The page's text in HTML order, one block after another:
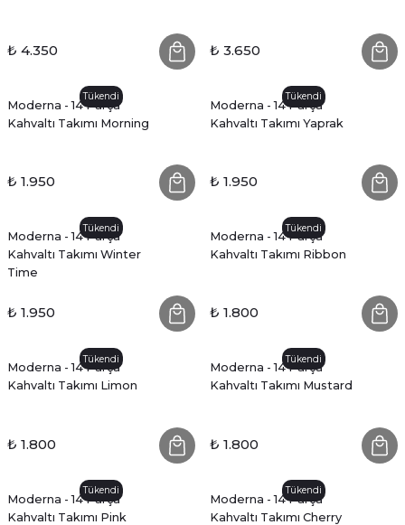
₺ 4.350 ₺ 3.650
Tükendi
Moderna - 14 Parça
Kahvaltı Takımı Morning
₺ 1.950
Tükendi
Moderna - 14 Parça
Kahvaltı Takımı Yaprak
₺ 1.950
Tükendi
Moderna - 14 Parça
Kahvaltı Takımı Winter
Time
₺ 1.950
Tükendi
Moderna - 14 Parça
Kahvaltı Takımı Ribbon
₺ 1.800
Tükendi
Moderna - 14 Parça
Kahvaltı Takımı Limon
₺ 1.800
Tükendi
Moderna - 14 Parça
Kahvaltı Takımı Mustard
₺ 1.800
Tükendi
Moderna - 14 Parça
Kahvaltı Takımı Pink
Tükendi
Moderna - 14 Parça
Kahvaltı Takımı Cherry